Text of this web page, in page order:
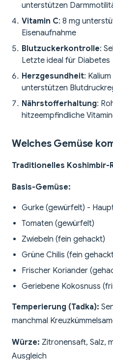
unterstützen
Vitamin C: 8 mg
Eisenaufnahme
Blutzuckerkontrolle:
Letzte ideal für Diabetes
Herzgesundheit:
unterstützen
Nährstofferhaltung:
hitzeempfindliche
Welches Gemüse
Traditionelles Koshimbir-
Basis-Gemüse:
Gurke (gewürfelt) -
Tomaten (gewürfelt)
Zwiebeln (fein gehackt)
Grüne Chilis (fein
Frischer Koriander
Geriebene Kokosnuss
Temperierung (Tadka):
manchmal
Würze: Zitronensaft, Salz,
Ausgleich